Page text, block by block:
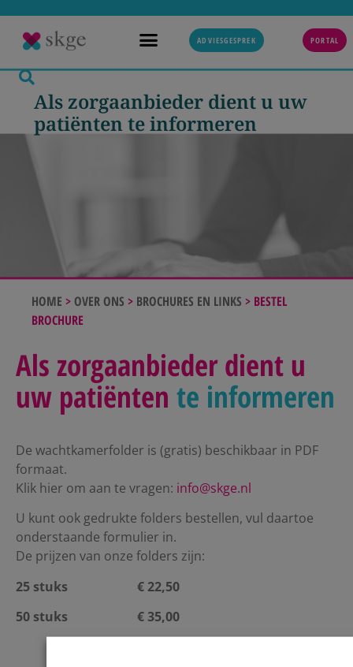
ADVIESGESPREK PORTAL
Als zorgaanbieder dient u uw
patiënten te informeren​
HOME > OVER ONS > BROCHURES EN LINKS > BESTEL
BROCHURE
Als zorgaanbieder dient u
uw patiënten te informeren
De wachtkamerfolder is (gratis) beschikbaar in PDF
formaat.
Klik hier om aan te vragen: info@skge.nl
U kunt ook gedrukte folders bestellen, vul daartoe
onderstaande formulier in.
De prijzen van onze folders zijn:
25 stuks € 22,50
50 stuks € 35,00